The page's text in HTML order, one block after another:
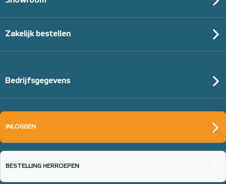
Zakelijk bestellen
Bedrijfsgegevens
INLOGGEN
BESTELLING HERROEPEN